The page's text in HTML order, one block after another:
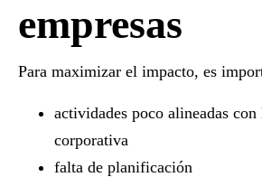
empresas
Para maximizar el impacto, es
actividades poco alineadas
corporativa
falta de planificación